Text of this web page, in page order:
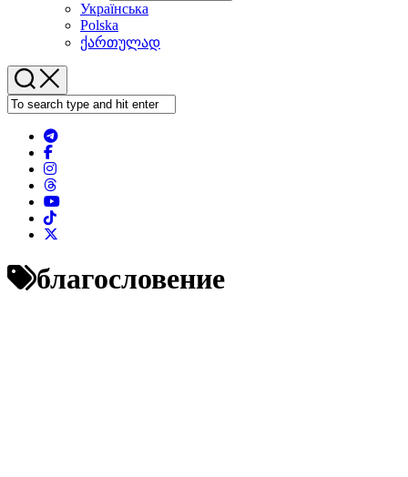
Українська
Polska
ქართულად
благословение